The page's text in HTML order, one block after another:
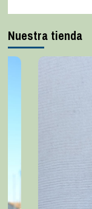
Nuestra tienda